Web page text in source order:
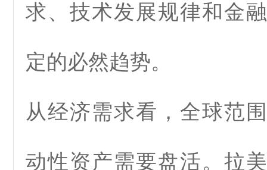
求、技术发展规律和金
定的必然趋势。
从经济需求看，全球范
动性资产需要盘活。拉